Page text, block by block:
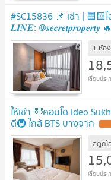
#SC15836 📌 เช่า | 🟦🟨
𝑳𝑰𝑵𝑬: @𝒔𝒆𝒄𝒓𝒆𝒕𝒑𝒓𝒐𝒑𝒆𝒓𝒕𝒚
1 ห้อ
ให้เช่า 🌁คอนโด Ideo
ดี🚇 ใกล้ BTS บางจาก
สตูดิโ